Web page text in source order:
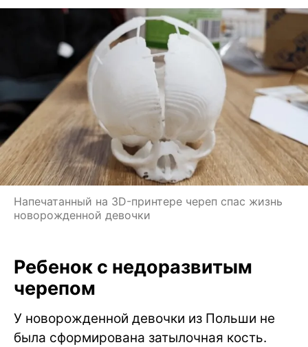
Напечатанный на 3D-принтере череп спас жизнь
новорожденной девочки
Ребенок с недоразвитым
черепом
У новорожденной девочки из Польши не
была сформирована затылочная кость.